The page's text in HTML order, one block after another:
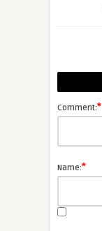
Comment:*
Name:*